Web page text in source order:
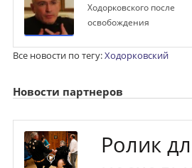
Ходорковского после
освобождения
Все новости по тегу:Ходорковский
Новости партнеров
Ролик